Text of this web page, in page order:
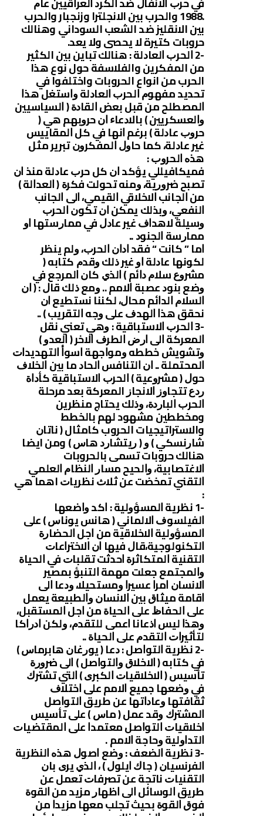
.1988 والحرب بين الانجلترا وزنجبار والحرب
بين الانقليز ضد الشعب السوداني وهنالك
حروبات كتيرة لا يحصى ولا يعد.
-2 ﺍﻟﺤﺮﺏ ﺍﻟﻌﺎﺩﻟﺔ : هنالك تباين بين الكثير
من المفكرين والفلاسفة حول نوع هذا
الحرب من انواع الحروبات واختلفوا ﻓﻲ
ﺗﺤﺪﻳﺪ ﻣﻔﻬﻮﻡ ﺍﻟﺤﺮﺏ ﺍﻟﻌﺎﺩﻟﺔ ﻭﺍﺳﺘﻐﻞ ﻫﺬﺍ
ﺍﻟﻤﺼﻄﻠﺢ ﻣﻦ ﻗﺒﻞ ﺑﻌﺾ ﺍﻟﻘﺎﺩﺓ ‏( ﺍﻟﺴﻴﺎﺳﻴﻴﻦ
ﻭﺍﻟﻌﺴﻜﺮﻳﻴﻦ ‏) ﺑﺎﻻﺩﻋﺎﺀ ﺍﻥ ﺣﺮﻭﺑﻬﻢ ﻫﻲ ‏(
ﺣﺮﻭﺏ ﻋﺎﺩﻟﺔ ‏) ﺑﺮﻏﻢ ﺍﻧﻬﺎ ﻓﻲ ﻛﻞ ﺍﻟﻤﻘﺎﻳﻴﺲ
ﻏﻴﺮ ﻋﺎﺩﻟﺔ، ﻛﻤﺎ ﺣﺎﻭﻝ ﺍﻟﻤﻔﻜﺮﻭﻥ ﺗﺒﺮﻳﺮ ﻣﺜﻞ
ﻫﺬﻩ ﺍﻟﺤﺮﻭﺏ :
ﻓﻤﻴﻜﺎﻓﻴﻠﻠﻲ ﻳﺆﻛﺪ ﺍﻥ ﻛﻞ ﺣﺮﺏ ﻋﺎﺩﻟﺔ ﻣﻨﺬ ﺍﻥ
ﺗﺼﺒﺢ ﺿﺮﻭﺭﻳﺔ، ﻭﻣﻨﻪ ﺗﺤﻮﻟﺖ ﻓﻜﺮﺓ ‏( ﺍﻟﻌﺪﺍﻟﺔ ‏)
ﻣﻦ ﺍﻟﺠﺎﻧﺐ ﺍﻻﺧﻼﻗﻲ ﺍﻟﻘﻴﻤﻲ، ﺍﻟﻰ ﺍﻟﺠﺎﻧﺐ
ﺍﻟﻨﻔﻌﻲ، ﻭﺑﺬﻟﻚ ﻳﻤﻜﻦ ﺍﻥ ﺗﻜﻮﻥ ﺍﻟﺤﺮﺏ
ﻭﺳﻴﻠﺔ ﻻﻫﺪﺍﻑ ﻏﻴﺮ ﻋﺎﺩﻝ ﻓﻲ ﻣﻤﺎﺭﺳﺘﻬﺎ ﺍﻭ
ﻣﻤﺎﺭﺳﺔ ﺍﻟﺠﻨﻮﺩ ..
ﺍﻣﺎ ” ﻛﺎﻧﺖ “ ﻓﻘﺪ ﺍﺩﺍﻥ ﺍﻟﺤﺮﺏ، ﻭﻟﻢ ﻳﻨﻈﺮ
ﻟﻜﻮﻧﻬﺎ ﻋﺎﺩﻟﺔ ﺍﻭ ﻏﻴﺮ ﺫﻟﻚ ﻭﻗﺪﻡ ﻛﺘﺎﺑﻪ ‏(
ﻣﺸﺮﻭﻉ ﺳﻼﻡ ﺩﺍﺋﻢ ‏) ﺍﻟﺬﻱ ﻛﺎﻥ ﺍﻟﻤﺮﺟﻊ ﻓﻲ
ﻭﺿﻊ ﺑﻨﻮﺩ ﻋﺼﺒﺔ ﺍﻻﻣﻢ .. ﻭﻣﻊ ﺫﻟﻚ ﻗﺎﻝ : ‏( ﺍﻥ
ﺍﻟﺴﻼﻡ ﺍﻟﺪﺍﺋﻢ ﻣﺤﺎﻝ، ﻟﻜﻨﻨﺎ ﻧﺴﺘﻄﻴﻊ ﺍﻥ
ﻧﺤﻘﻖ ﻫﺬﺍ ﺍﻟﻬﺪﻑ ﻋﻠﻰ ﻭﺟﻪ ﺍﻟﺘﻘﺮﻳﺐ ‏) ..
-3 ﺍﻟﺤﺮﺏ ﺍﻻﺳﺘﺒﺎﻗﻴﺔ : ﻭهي ﺗﻌﻨﻲ ﻧﻘﻞ
ﺍﻟﻤﻌﺮﻛﺔ ﺍﻟﻰ ﺍﺭﺽ ﺍﻟﻄﺮﻑ ﺍﻻﺧﺮ ‏( ﺍﻟﻌﺪﻭ ‏)
ﻭﺗﺸﻮﻳﺶ ﺧﻄﻄﻪ ﻭﻣﻮﺍﺟﻬﺔ ﺍﺳﻮﺃ ﺍﻟﺘﻬﺪﻳﺪﺍﺕ
ﺍﻟﻤﺤﺘﻤﻠﺔ .. ﺍﻥ ﺍﻟﺘﻨﺎﻓﺲ ﺍﻟﺤﺎﺩ ﻣﺎ ﺑﻴﻦ ﺍﻟﺨﻼﻑ
ﺣﻮﻝ ‏( ﻣﺸﺮﻭﻋﻴﺔ ‏) ﺍﻟﺤﺮﺏ ﺍﻻﺳﺘﺒﺎﻗﻴﺔ ﻛﺄﺩﺍﺓ
ﺭﺩﻉ ﺗﺘﺠﺎﻭﺯ ﺍﻻﻧﺠﺎﺯ المعركة ﺑﻌﺪ ﻣﺮﺣﻠﺔ
ﺍﻟﺤﺮﺏ ﺍﻟﺒﺎﺭﺩﺓ، ﻭﺫﻟﻚ يحتاج ﻣﻨﻈﺮﻳﻦ
ومخططين مشهود لهم بالخطط
والاستراتيجيات الحروب كامثال ‏( ﻧﺎﺗﺎﻥ
ﺷﺎﺭﻧﺴﻜﻲ ‏) ﻭ ‏( ﺭﻳﺘﺸﺎﺭﺩ ﻫﺎﺱ ‏) ومن ايضا
هنالك حروبات تسمى بالحروبات
ﺍﻻﻏﺘﺼﺎﺑﻴﺔ، ﻭﺍﻟﺤﻴﺢ ﻣﺴﺎﺭ ﺍﻟﻨﻈﺎﻡ ﺍﻟﻌﻠﻤﻲ
ﺍﻟﺘﻘﻨﻲ ﺗﻤﺨﻀﺖ ﻋﻦ ﺛﻼﺙ ﻧﻈﺮﻳﺎﺕ اهما ﻫﻲ
:
-1 ﻧﻈﺮﻳﺔ ﺍﻟﻤﺴﺆﻭﻟﻴﺔ : ﺍﻛﺪ ﻭﺍﺿﻌﻬﺎ
ﺍﻟﻔﻴﻠﺴﻮﻑ ﺍﻻﻟﻤﺎﻧﻲ ‏( ﻫﺎﻧﺲ ﻳﻮﻧﺎﺱ ‏) ﻋﻠﻰ
ﺍﻟﻤﺴﺆﻭﻟﻴﺔ ﺍﻻﺧﻼﻗﻴﺔ ﻣﻦ ﺍﺟﻞ ﺍﻟﺤﻀﺎﺭﺓ
ﺍﻟﺘﻜﻨﻮﻟﻮﺟﻴﺔ،ﻗﺎﻝ ﻓﻴﻬﺎ ﺍﻥ ﺍﻻﺧﺘﺮﺍﻋﺎﺕ
ﺍﻟﺘﻘﻨﻴﺔ ﺍﻟﻤﺘﻜﺎﺛﺮﺓ ﺍﺣﺪﺛﺖ ﺗﻘﻠﺒﺎﺕ ﻓﻲ ﺍﻟﺤﻴﺎﺓ
ﻭﺍﻟﻤﺠﺘﻤﻊ ﺟﻌﻠﺖ ﻣﻬﻤﺔ ﺍﻟﺘﻨﺒﺆ ﺑﻤﺼﻴﺮ
ﺍﻻﻧﺴﺎﻥ ﺍﻣﺮﺍ ﻋﺴﻴﺮﺍ ﻭﻣﺴﺘﺤﻴﻼ، ﻭﺩﻋﺎ ﺍﻟﻰ
ﺍﻗﺎﻣﺔ ﻣﻴﺜﺎﻕ ﺑﻴﻦ ﺍﻻﻧﺴﺎﻥ ﻭﺍﻟﻄﺒﻴﻌﺔ ﻳﻌﻤﻞ
ﻋﻠﻰ ﺍﻟﺤﻔﺎﻅ ﻋﻠﻰ ﺍﻟﺤﻴﺎﺓ ﻣﻦ ﺍﺟﻞ ﺍﻟﻤﺴﺘﻘﺒﻞ،
ﻭﻫﺬﺍ ﻟﻴﺲ ﺍﺫﻋﺎﻧﺎ ﺍﻋﻤﻰ ﻟﻠﺘﻘﺪﻡ، ﻭﻟﻜﻦ ﺍﺩﺭﺍﻛﺎ
ﻟﺘﺄﺛﻴﺮﺍﺕ ﺍﻟﺘﻘﺪﻡ ﻋﻠﻰ ﺍﻟﺤﻴﺎﺓ ..
-2 ﻧﻈﺮﻳﺔ ﺍﻟﺘﻮﺍﺻﻞ : ﺩﻋﺎ ‏( ﻳﻮﺭﻏﺎﻥ ﻫﺎﺑﺮﻣﺎﺱ ‏)
ﻓﻲ ﻛﺘﺎﺑﻪ ‏( ﺍﻻﺧﻼﻕ ﻭﺍﻟﺘﻮﺍﺻﻞ ‏) ﺍﻟﻰ ﺿﺮﻭﺭﺓ
ﺗﺄﺳﻴﺲ ‏( ﺍﻻﺧﻼﻗﻴﺎﺕ ﺍﻟﻜﺒﺮﻯ ‏) ﺍﻟﺘﻲ ﺗﺸﺘﺮﻙ
ﻓﻲ ﻭﺿﻌﻬﺎ ﺟﻤﻴﻊ ﺍﻻﻣﻢ ﻋﻠﻰ ﺍﺧﺘﻼﻑ
ﺛﻘﺎﻓﺘﻬﺎ ﻭﻋﺎﺩﺍﺗﻬﺎ ﻋﻦ ﻃﺮﻳﻖ ﺍﻟﺘﻮﺍﺻﻞ
ﺍﻟﻤﺸﺘﺮﻙ ﻭﻗﺪ ﻋﻤﻞ ‏( ﻣﺎﺱ ‏) ﻋﻠﻰ ﺗﺄﺳﻴﺲ
ﺍﺧﻼﻗﻴﺎﺕ ﺍﻟﺘﻮﺍﺻﻞ ﻣﻌﺘﻤﺪﺍ ﻋﻠﻰ ﺍﻟﻤﻘﺘﻀﻴﺎﺕ
ﺍﻟﺘﺪﺍﻭﻟﻴﺔ ﻭﺣﺎﺟﺔ ﺍﻻﻣﻢ .
-3 ﻧﻈﺮﻳﺔ ﺍﻟﻀﻌﻒ : ﻭﺿﻊ ﺍﺻﻮﻝ ﻫﺬﻩ ﺍﻟﻨﻈﺮﻳﺔ
ﺍﻟﻔﺮﻧﺴﻴﺎﻥ ‏( ﺟﺎﻙ ﺍﻳﻠﻮﻝ ‏) ، ﺍﻟﺬﻱ ﻳﺮﻯ ﺑﺎﻥ
ﺍﻟﺘﻘﻨﻴﺎﺕ ﻧﺎﺗﺠﺔ ﻋﻦ ﺗﺼﺮﻓﺎﺕ ﺗﻌﻤﻞ ﻋﻦ
ﻃﺮﻳﻖ ﺍﻟﻮﺳﺎﺋﻞ ﺍﻟﻰ ﺍﻇﻬﺎﺭ ﻣﺰﻳﺪ ﻣﻦ ﺍﻟﻘﻮﺓ
ﻓﻮﻕ ﺍﻟﻘﻮﺓ ﺑﺤﻴﺚ ﺗﺠﻠﺐ ﻣﻌﻬﺎ ﻣﺰﻳﺪﺍ ﻣﻦ